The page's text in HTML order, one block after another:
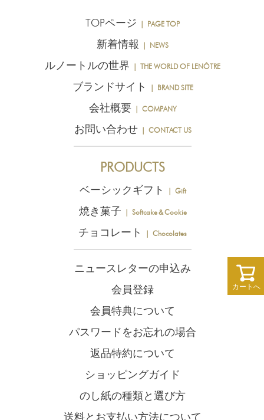
カートへ
TOPページ ｜ PAGE TOP
新着情報 ｜ NEWS
ルノートルの世界 ｜ THE WORLD OF LENÔTRE
ブランドサイト ｜ BRAND SITE
会社概要｜ COMPANY
お問い合わせ｜ CONTACT US
PRODUCTS
ベーシックギフト ｜ Gift
焼き菓子 ｜ Softcake＆Cookie
チョコレート ｜ Chocolates
ニュースレターの申込み
会員登録
会員特典について
パスワードをお忘れの場合
返品特約について
ショッピングガイド
のし紙の種類と選び方
送料とお支払い方法について